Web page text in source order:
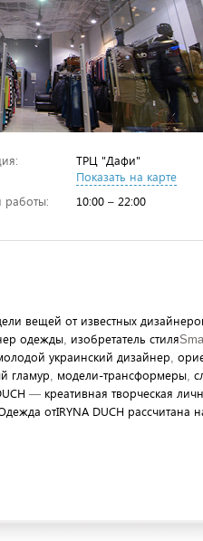
ТРЦ "Дафи"
Показать на карте
работы:
10:00 – 22:00
вещей от известных
одежды, изобретатель стиля
украинский дизайнер,
гламур, модели-трансформеры,
— креативная творческая
отIRYNA DUCH рассчитана